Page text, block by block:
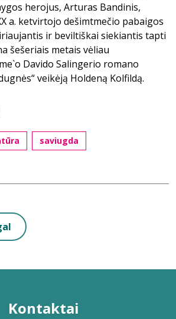
herojus, Arturas Bandinis,
a. ketvirtojo dešimtmečio pabaigos
ir beviltiškai siekiantis tapti
šešeriais metais vėliau
Davido Salingerio romano
veikėją Holdeną Kolfildą.
saviugda
Kontaktai